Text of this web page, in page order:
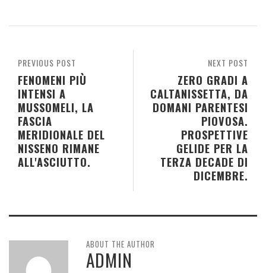
NEXT POST
ZERO GRADI A
CALTANISSETTA, DA
DOMANI PARENTESI
PIOVOSA.
PROSPETTIVE
GELIDE PER LA
TERZA DECADE DI
DICEMBRE.
PREVIOUS POST
FENOMENI PIÙ
INTENSI A
MUSSOMELI, LA
FASCIA
MERIDIONALE DEL
NISSENO RIMANE
ALL'ASCIUTTO.
ABOUT THE AUTHOR
ADMIN